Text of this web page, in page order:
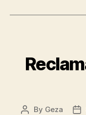
Post
By Geza